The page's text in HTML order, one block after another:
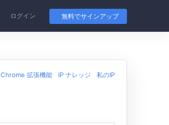
ログイン 無料でサインアップ
Chrome 拡張機能 IP ナレッジ 私のIP